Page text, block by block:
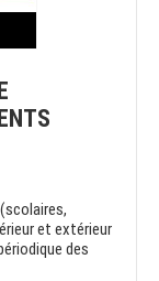
et extérieur
des